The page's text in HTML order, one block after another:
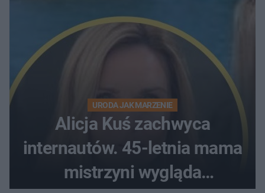
URODA JAK MARZENIE
Alicja Kuś zachwyca
internautów. 45-letnia mama
mistrzyni wygląda